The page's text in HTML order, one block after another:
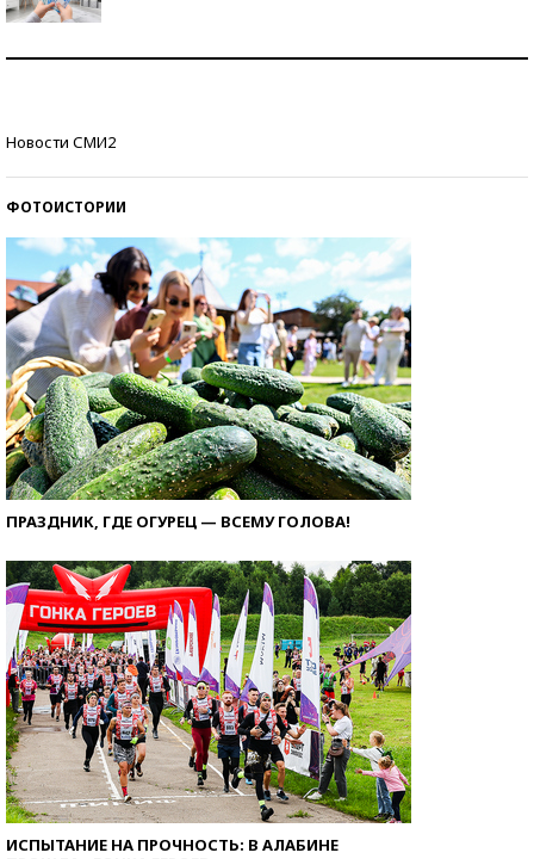
Новости СМИ2
ФОТОИСТОРИИ
ПРАЗДНИК, ГДЕ ОГУРЕЦ — ВСЕМУ ГОЛОВА!
ИСПЫТАНИЕ НА ПРОЧНОСТЬ: В АЛАБИНЕ